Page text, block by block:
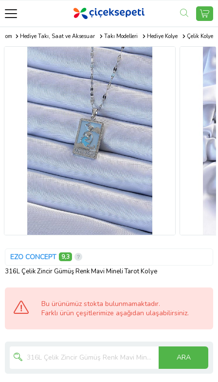
Hediye Takı, Saat ve Aksesuar Takı Modelleri Hediye Kolye Çelik Kolye
EZO CONCEPT 9,3
316L Çelik Zincir Gümüş Renk Mavi Mineli Tarot Kolye
Bu ürünümüz stokta bulunmamaktadır.
Farklı ürün çeşitlerimize aşağıdan ulaşabilirsiniz.
ARA